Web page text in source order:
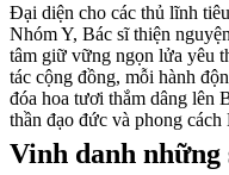
Đại diện cho các thủ lĩnh
Nhóm Y, Bác sĩ thiện
tâm giữ vững ngọn lửa yêu
tác cộng đồng, mỗi hành
đóa hoa tươi thắm dâng lên
thần đạo đức và phong
Vinh danh những